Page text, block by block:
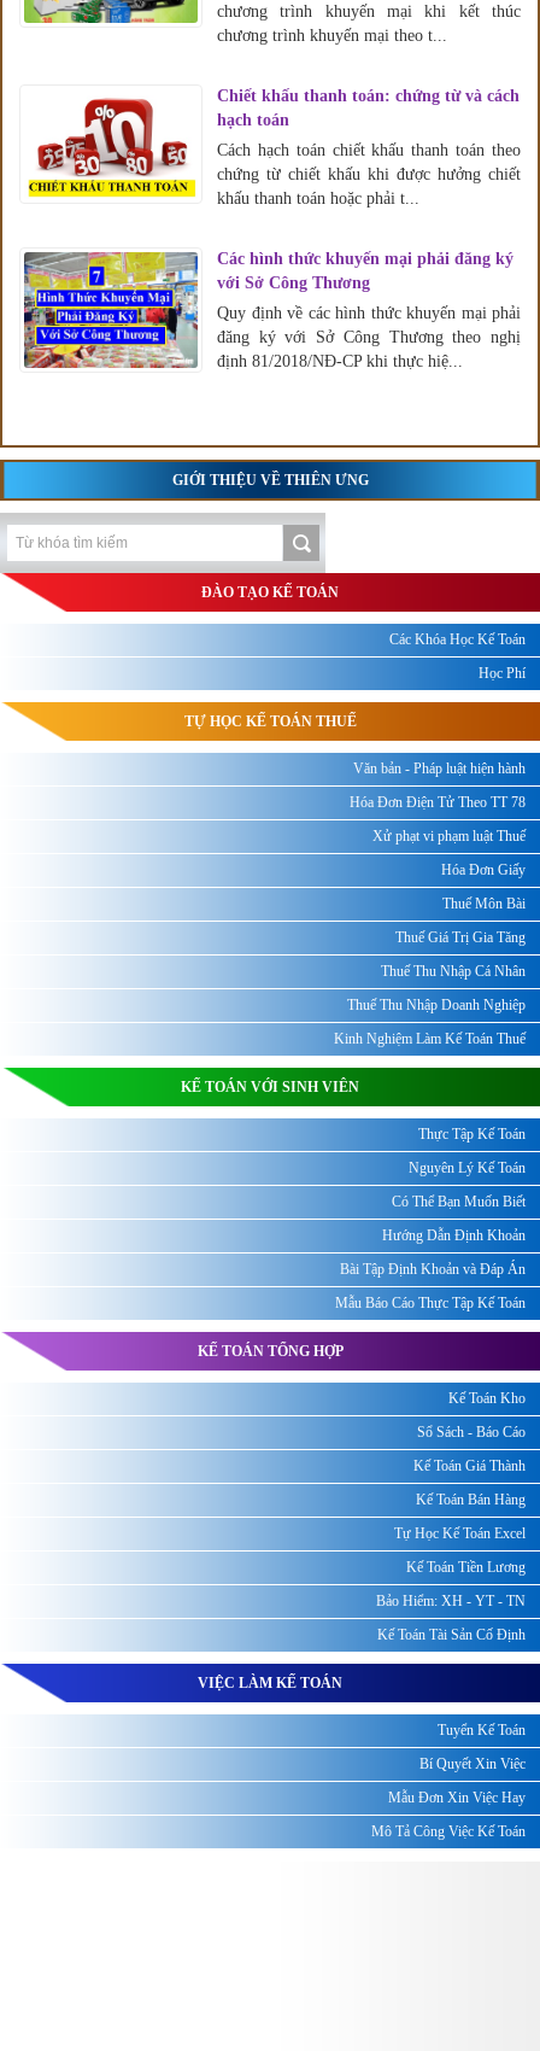
chương trình khuyến mại khi kết thúc
chương trình khuyến mại theo t...
Chiết khấu thanh toán: chứng từ và cách
hạch toán
Cách hạch toán chiết khấu thanh toán theo
chứng từ chiết khấu khi được hưởng chiết
khấu thanh toán hoặc phải t...
Các hình thức khuyến mại phải đăng ký
với Sở Công Thương
Quy định về các hình thức khuyến mại phải
đăng ký với Sở Công Thương theo nghị
định 81/2018/NĐ-CP khi thực hiệ...
GIỚI THIỆU VỀ THIÊN ƯNG
ĐÀO TẠO KẾ TOÁN
Các Khóa Học Kế Toán
Học Phí
TỰ HỌC KẾ TOÁN THUẾ
Văn bản - Pháp luật hiện hành
Hóa Đơn Điện Tử Theo TT 78
Xử phạt vi phạm luật Thuế
Hóa Đơn Giấy
Thuế Môn Bài
Thuế Giá Trị Gia Tăng
Thuế Thu Nhập Cá Nhân
Thuế Thu Nhập Doanh Nghiệp
Kinh Nghiệm Làm Kế Toán Thuế
KẾ TOÁN VỚI SINH VIÊN
Thực Tập Kế Toán
Nguyên Lý Kế Toán
Có Thể Bạn Muốn Biết
Hướng Dẫn Định Khoản
Bài Tập Định Khoản và Đáp Án
Mẫu Báo Cáo Thực Tập Kế Toán
KẾ TOÁN TỔNG HỢP
Kế Toán Kho
Sổ Sách - Báo Cáo
Kế Toán Giá Thành
Kế Toán Bán Hàng
Tự Học Kế Toán Excel
Kế Toán Tiền Lương
Bảo Hiểm: XH - YT - TN
Kế Toán Tài Sản Cố Định
VIỆC LÀM KẾ TOÁN
Tuyển Kế Toán
Bí Quyết Xin Việc
Mẫu Đơn Xin Việc Hay
Mô Tả Công Việc Kế Toán